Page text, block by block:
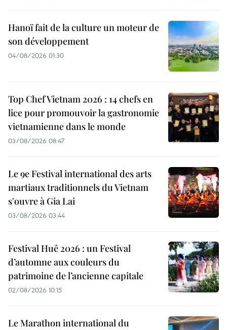
Hanoï fait de la culture un moteur de
son développement
04/08/2026 01:30
Top Chef Vietnam 2026 : 14 chefs en
lice pour promouvoir la gastronomie
vietnamienne dans le monde
03/08/2026 08:47
Le 9e Festival international des arts
martiaux traditionnels du Vietnam
s'ouvre à Gia Lai
03/08/2026 03:44
Festival Huê 2026 : un Festival
d’automne aux couleurs du
patrimoine de l’ancienne capitale
02/08/2026 10:15
Le Marathon international du